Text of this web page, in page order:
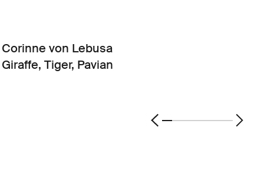
Corinne von Lebusa
Giraffe, Tiger, Pavian